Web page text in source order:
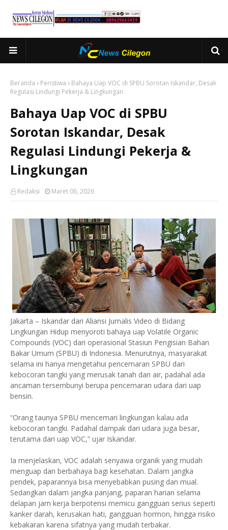
Beranda Peristiwa
Bahaya Uap VOC di SPBU Sorotan Iskandar, Desak
Regulasi Lindungi Pekerja & Lingkungan
Bahaya Uap VOC di SPBU
Sorotan Iskandar, Desak
Regulasi Lindungi Pekerja &
Lingkungan
Redaksi Maret 06, 2026
Jakarta – Iskandar dari Aliansi Jurnalis Video di Bidang
Lingkungan Hidup menyoroti bahaya uap Volatile Organic
Compounds (VOC) dari operasional Stasiun Pengisian Bahan
Bakar Umum (SPBU) di Indonesia. Menurutnya, masyarakat
selama ini hanya mengetahui pencemaran SPBU dari
kebocoran tangki yang merusak tanah dan air, padahal ada
ancaman tersembunyi berupa pencemaran udara dari uap
bensin.
“Orang taunya SPBU mencemari lingkungan kalau ada
kebocoran tangki. Padahal dampak dari udara juga besar,
terutama dari uap VOC,” ujar Iskandar.
Ia menjelaskan, VOC adalah senyawa organik yang mudah
menguap dan berbahaya bagi kesehatan. Dalam jangka
pendek, paparannya bisa menyebabkan pusing dan mual.
Sedangkan dalam jangka panjang, paparan harian selama
delapan jam kerja berpotensi memicu gangguan serius seperti
kanker darah, kerusakan hati, gangguan hormon, hingga risiko
kebakaran karena sifatnya yang mudah terbakar.